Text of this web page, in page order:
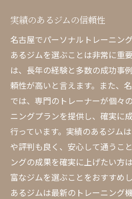
実績のあるジムの信頼性
名古屋でパーソナルトレーニン
あるジムを選ぶことは非常に重
は、長年の経験と多数の成功事
頼性が高いと言えます。また、
では、専門のトレーナーが個々
ニングプランを提供し、確実に
行っています。実績のあるジム
や評判も良く、安心して通うこ
ングの成果を確実に上げたい方
富なジムを選ぶことをおすすめ
あるジムは最新のトレーニング